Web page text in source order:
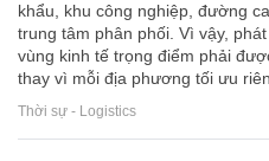
khẩu, khu công nghiệp, đường
trung tâm phân phối. Vì vậy,
vùng kinh tế trọng điểm phải
thay vì mỗi địa phương tối ưu
Thời sự - Logistics